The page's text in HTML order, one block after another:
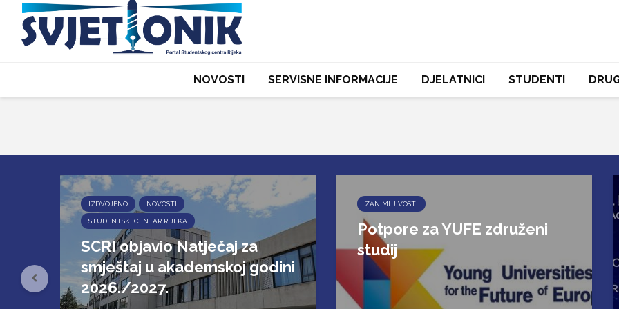
NOVOSTI SERVISNE INFORMACIJE DJELATNICI STUDENTI
IZDVOJENO NOVOSTI
STUDENTSKI CENTAR RIJEKA
SCRI objavio Natječaj za
smještaj u akademskoj godini
2026./2027.
ZANIMLJIVOSTI
Potpore za YUFE združeni
studij